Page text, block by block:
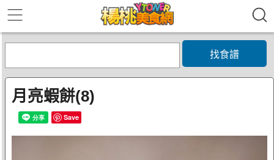
找食譜
月亮蝦餅(8)
Save